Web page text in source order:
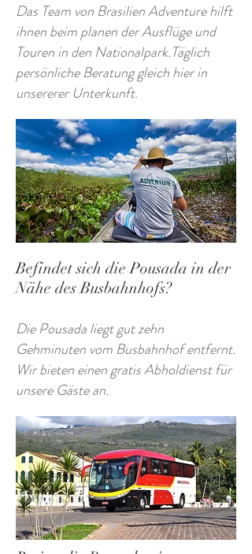
Das Team von Brasilien Adventure hilft
ihnen beim planen der Ausflüge und
Touren in den Nationalpark.Täglich
persönliche Beratung gleich hier in
unsererer Unterkunft.
Befindet sich die Pousada in der
Nähe des Busbahnhofs?
Die Pousada liegt gut zehn
Gehminuten vom Busbahnhof entfernt.
Wir bieten einen gratis Abholdienst für
unsere Gäste an.